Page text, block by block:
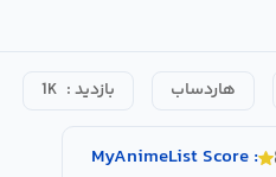
هاردساب بازدید : 1K
MyAnimeListScore :